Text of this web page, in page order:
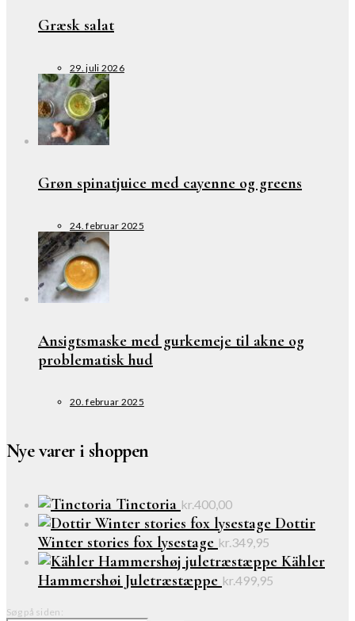
Græsk salat
29. juli 2026
Grøn spinatjuice med cayenne og greens
24. februar 2025
Ansigtsmaske med gurkemeje til akne og
problematisk hud
20. februar 2025
Nye varer i shoppen
Tinctoria kr.400,00
Dottir
Winter stories fox lysestage kr. 349,95
Kähler
Hammershøi Juletræstæppe kr.499,95
Søg på siden: